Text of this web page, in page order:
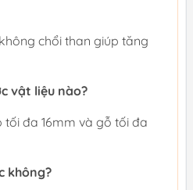
chổi than giúp tăng
vật liệu nào?
đa 16mm và gỗ tối đa
không?